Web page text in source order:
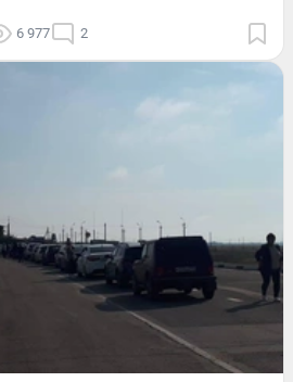
6 977 2